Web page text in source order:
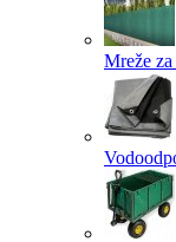
Mreže za